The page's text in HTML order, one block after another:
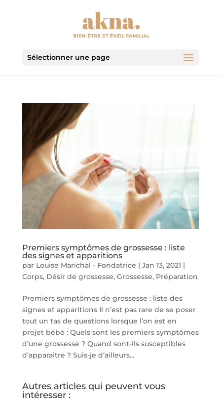
Sélectionner une page
Premiers symptômes de grossesse : liste
des signes et apparitions
par Louise Marichal - Fondatrice | Jan 13, 2021 |
Corps, Désir de grossesse, Grossesse, Préparation
Premiers symptômes de grossesse : liste des
signes et apparitions Il n’est pas rare de se poser
tout un tas de questions lorsque l’on est en
projet bébé : Quels sont les premiers symptômes
d’une grossesse ? Quand sont-ils susceptibles
d’apparaitre ? Suis-je d’ailleurs...
Autres articles qui peuvent vous
intéresser :